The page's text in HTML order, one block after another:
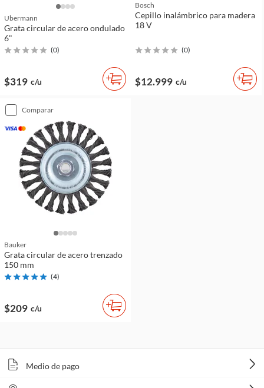
Ubermann
Grata circular de acero ondulado
6"
(0)
$319 c/u
Bosch
Cepillo inalámbrico para madera
18 V
(0)
$12.999 c/u
comparar
Bauker
Grata circular de acero trenzado
150 mm
(4)
$209 c/u
Medio de pago